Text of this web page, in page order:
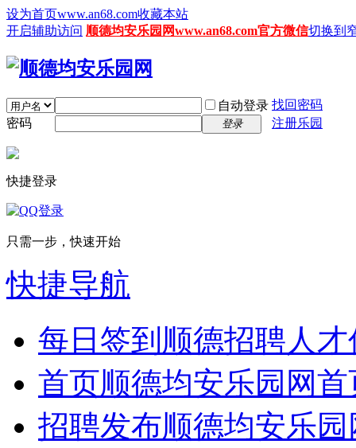
设为首页www.an68.com收藏本站
开启辅助访问 顺德均安乐园网www.an68.com官方微信切换到
自动登录 找回密码
密码
登录 注册乐园
快捷登录
只需一步，快速开始
快捷导航
每日签到 顺德招聘人
首页顺德均安乐园网首
招聘发布顺德均安乐